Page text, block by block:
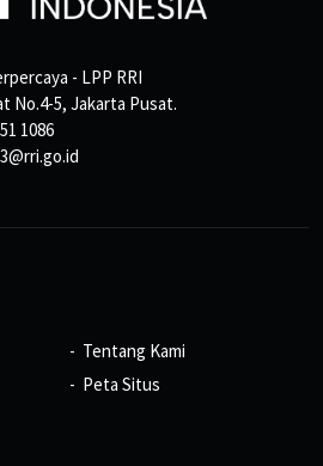
- LPP RRI
No.4-5, Jakarta Pusat.
1086
Tentang Kami
Peta Situs